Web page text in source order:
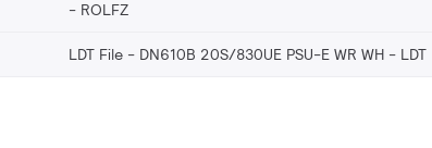
ROLFZ
LDT File - DN610B 20S/830UE PSU-E WR WH LDT